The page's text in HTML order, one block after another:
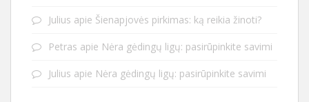
Julius apie Šienapjovės pirkimas: ką reikia žinoti?
Petras apie Nėra gėdingų ligų: pasirūpinkite savimi
Julius apie Nėra gėdingų ligų: pasirūpinkite savimi